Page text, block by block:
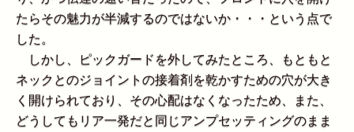
たらその魅力が半減するのではないか・・・という点で
した。
しかし、ピックガードを外してみたところ、もともと
ネックとのジョイントの接着剤を乾かすための穴が大き
く開けられており、その心配はなくなったため、また、
どうしてもリア一発だと同じアンプセッティングのまま